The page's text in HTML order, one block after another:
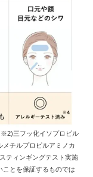
三フッ化イソプロピル
メチルプロピルアミノカ
ティンギングテスト実施
とを保証するものでは